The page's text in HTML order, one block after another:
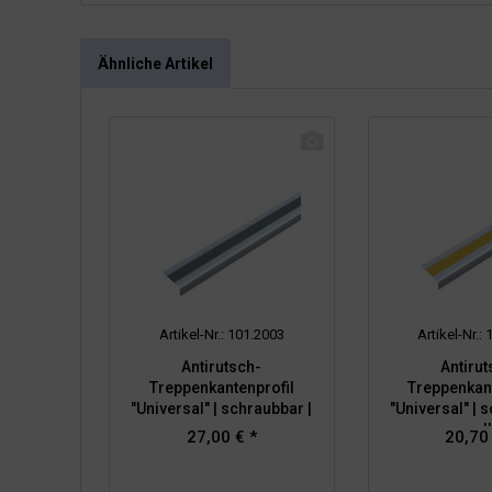
Ähnliche Artikel
Artikel-Nr.: 101.2003
Antirutsch-
Treppenkantenprofil
"Universal" | schraubbar |
grau
27,00 € *
Artikel-Nr.:
"Universal" |